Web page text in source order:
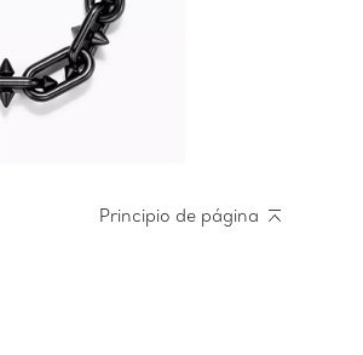
Principio de página